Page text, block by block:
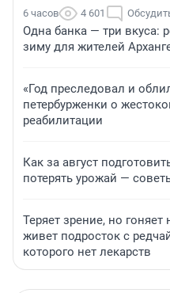
6 часов 4 601
Одна банка — три вкуса:
зиму для жителей
«Год преследовал и
петербурженки о
реабилитации
Как за август
потерять урожай —
Теряет зрение, но
живет подросток с
которого нет лекарств